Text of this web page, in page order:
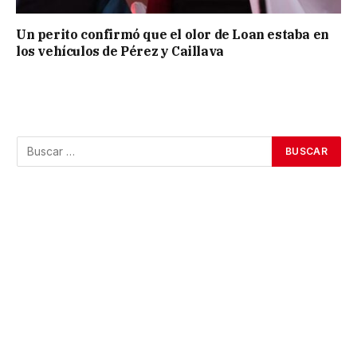
Un perito confirmó que el olor de Loan estaba en
los vehículos de Pérez y Caillava